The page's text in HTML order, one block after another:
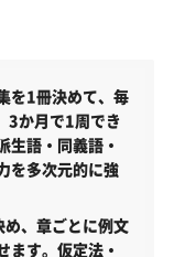
を1冊決めて、毎
3か月で1周でき
生語・同義語・
を多次元的に強
、章ごとに例文
ます。仮定法・